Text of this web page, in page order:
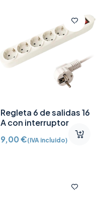
Regleta 6 de salidas 16
A con interruptor
9,00€(IVA incluido)